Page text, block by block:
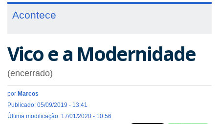
Acontece
Vico e a Modernidade
(encerrado)
por Marcos
Publicado: 05/09/2019 - 13:41
Última modificação: 17/01/2020 - 10:56